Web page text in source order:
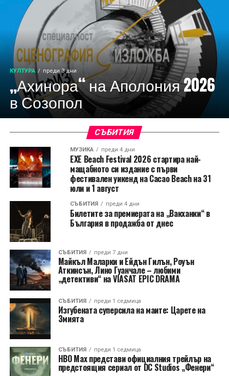
КУЛТУРА преди 3 дни
„Ахинора“ на Аполония 2026
в Созопол
СЪБИТИЯ
МУЗИКА преди 4 дни
EXE Beach Festival 2026 стартира най-
мащабното си издание с първи
фестивален уикенд на Cacao Beach на 31
юли и 1 август
СЪБИТИЯ преди 4 дни
Билетите за премиерата на „Вакханки“ в
България в продажба от днес
СЪБИТИЯ преди 7 дни
Майкъл Маларки и Ейдън Гилън, Роуън
Аткинсън, Лино Гуанчале – любими
„детективи“ на VIASAT EPIC DRAMA
СЪБИТИЯ преди 1 седмица
Изгубената суперсила на маите: Царете на
Змията
СЪБИТИЯ преди 1 седмица
HBO Max представи официалния трейлър на
предстоящия сериал от DC Studios „Фенери“